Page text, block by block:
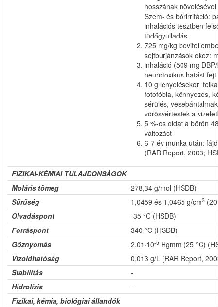
hosszának
Szem- és bőrirritáció:
inhalációs tesztben
tüdőgyulladás
725 mg/kg bevitel
sejtburjánzások okoz:
inhaláció (509 mg
neurotoxikus hatást fejt
10 g lenyelésekor:
fotofóbia, könnyezés,
sérülés,
vörösvértestek a
5 %-os oldat a bőrön
változást
6-7 év munka után:
(RAR Report, 2003;
FIZIKAI-KÉMIAI TULAJDONSÁGOK
Moláris tömeg
278,34 g/mol (HSDB)
Sűrűség
1,0459 és 1,0465 g/cm3
Olvadáspont
-35 °C (HSDB)
Forráspont
340 °C (HSDB)
Gőznyomás
2,01·10-5 Hgmm (25 °C)
Vízoldhatóság
0,013 g/L (RAR Report,
Stabilitás
-
Hidrolízis
-
Fizikai, kémia, biológiai állandók